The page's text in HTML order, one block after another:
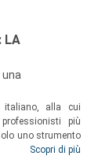
LA
italiano, alla cui
più
uno strumento
ma anche
Scopri di più